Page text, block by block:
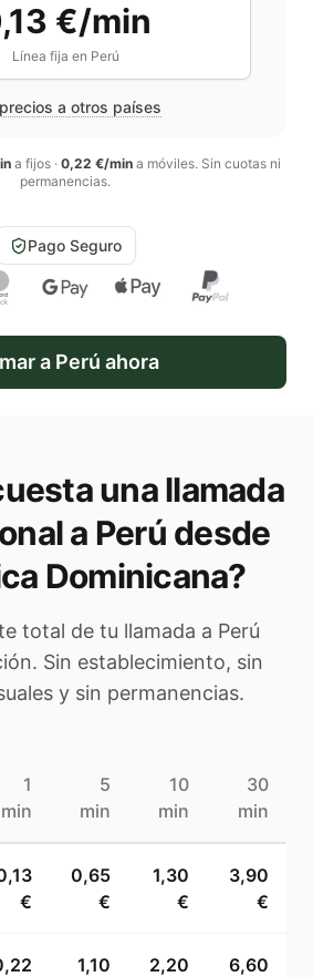
€/min
Línea fija en Perú
a otros países
a fijos· 0,22 €/mina móviles. Sin cuotas ni
permanencias.
Pago Seguro
a Perú ahora
una llamada
a Perú desde
Dominicana?
total de tu llamada a Perú
Sin establecimiento, sin
y sin permanencias.
1
min
5
min
10
min
30
min
€
0,65
€
1,30
€
3,90
€
1,10
2,20
6,60